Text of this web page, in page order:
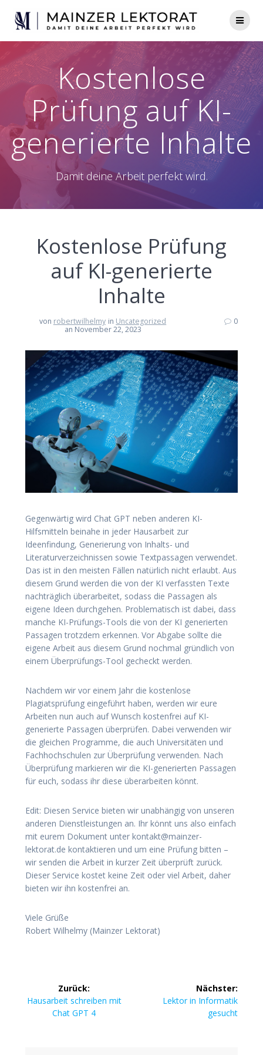
Inhalt
springen
Kostenlose
Prüfung auf KI-
generierte Inhalte
Damit deine Arbeit perfekt wird.
Kostenlose Prüfung
auf KI-generierte
Inhalte
von robertwilhelmy in Uncategorized
an November 22, 2023
0
Gegenwärtig wird Chat GPT neben anderen KI-
Hilfsmitteln beinahe in jeder Hausarbeit zur
Ideenfindung, Generierung von Inhalts- und
Literaturverzeichnissen sowie Textpassagen verwendet.
Das ist in den meisten Fällen natürlich nicht erlaubt. Aus
diesem Grund werden die von der KI verfassten Texte
nachträglich überarbeitet, sodass die Passagen als
eigene Ideen durchgehen. Problematisch ist dabei, dass
manche KI-Prüfungs-Tools die von der KI generierten
Passagen trotzdem erkennen. Vor Abgabe sollte die
eigene Arbeit aus diesem Grund nochmal gründlich von
einem Überprüfungs-Tool gecheckt werden.
Nachdem wir vor einem Jahr die kostenlose
Plagiatsprüfung eingeführt haben, werden wir eure
Arbeiten nun auch auf Wunsch kostenfrei auf KI-
generierte Passagen überprüfen. Dabei verwenden wir
die gleichen Programme, die auch Universitäten und
Fachhochschulen zur Überprüfung verwenden. Nach
Überprüfung markieren wir die KI-generierten Passagen
für euch, sodass ihr diese überarbeiten könnt.
Edit: Diesen Service bieten wir unabhängig von unseren
anderen Dienstleistungen an. Ihr könnt uns also einfach
mit eurem Dokument unter kontakt@mainzer-
lektorat.de kontaktieren und um eine Prüfung bitten –
wir senden die Arbeit in kurzer Zeit überprüft zurück.
Dieser Service kostet keine Zeit oder viel Arbeit, daher
bieten wir ihn kostenfrei an.
Viele Grüße
Robert Wilhelmy (Mainzer Lektorat)
Beitragsnavigation
Zurück:
Vorheriger
Beitrag:
Hausarbeit schreiben mit
Chat GPT 4
Nächster:
Nächster
Lektor in Informatik
gesucht